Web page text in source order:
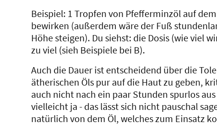
Beispiel: 1 Tropfen von Pfefferminzöl auf
bewirken (außerdem wäre der Fuß
Höhe steigen). Du siehst: die Dosis (wie viel
zu viel (sieh Beispiele bei B).
Auch die Dauer ist entscheidend über die
ätherischen Öls pur auf die Haut zu geben,
auch nicht nach ein paar Stunden spurlos
vielleicht ja - das lässt sich nicht pauschal
natürlich von dem Öl, welches zum Einsatz